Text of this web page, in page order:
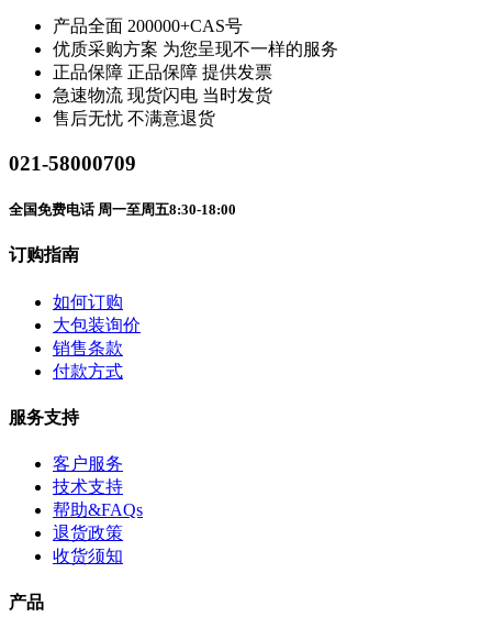
产品全面 200000+CAS号
优质采购方案 为您呈现不一样的服务
正品保障 正品保障 提供发票
急速物流 现货闪电 当时发货
售后无忧 不满意退货
021-58000709
全国免费电话 周一至周五8:30-18:00
订购指南
如何订购
大包装询价
销售条款
付款方式
服务支持
客户服务
技术支持
帮助&FAQs
退货政策
收货须知
产品